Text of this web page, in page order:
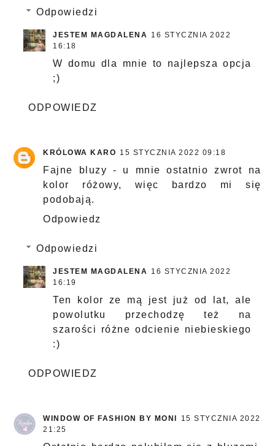
Odpowiedzi
JESTEM MAGDALENA
16 STYCZNIA 2022
16:18
W domu dla mnie to najlepsza opcja
;)
ODPOWIEDZ
KRÓLOWA KARO 15 STYCZNIA 2022 09:18
Fajne bluzy - u mnie ostatnio zwrot na
kolor różowy, więc bardzo mi się
podobają.
Odpowiedz
Odpowiedzi
JESTEM MAGDALENA
16 STYCZNIA 2022
16:19
Ten kolor ze mą jest już od lat, ale
powolutku przechodzę też na
szarości różne odcienie niebieskiego
:)
ODPOWIEDZ
WINDOW OF FASHION BY MONI
15 STYCZNIA 2022
21:25